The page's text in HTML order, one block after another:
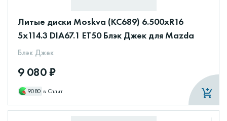
Литые диски Moskva (КС689) 6.500xR16
5x114.3 DIA67.1 ET50 Блэк Джек для Mazda
Блэк Джек
9 080 ₽
9080 в Сплит